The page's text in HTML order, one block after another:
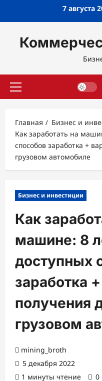
7 августа
Основное
Главная
Бизнес и
Как заработать на
способов заработка +
грузовом автомобиле
Бизнес и инвестиции
Как
машине: 8
доступных
заработка
получения
грузовом
mining_broth
5 декабря 2022
1 минуты чтение
0